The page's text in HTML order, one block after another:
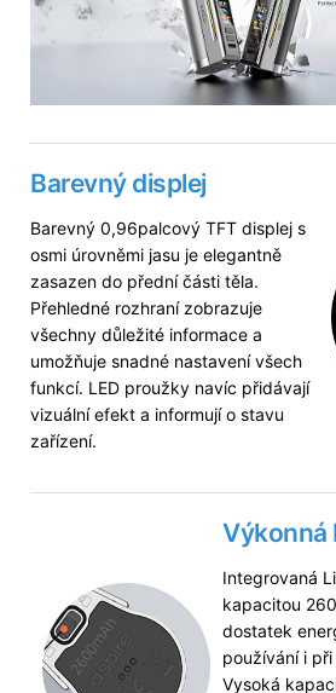
Barevný displej
Barevný 0,96palcový TFT displej s
osmi úrovněmi jasu je elegantně
zasazen do přední části těla.
Přehledné rozhraní zobrazuje
všechny důležité informace a
umožňuje snadné nastavení všech
funkcí. LED proužky navíc přidávají
vizuální efekt a informují o stavu
zařízení.
Výkonná
Integrovaná
kapacitou
dostatek
používání i
Vysoká